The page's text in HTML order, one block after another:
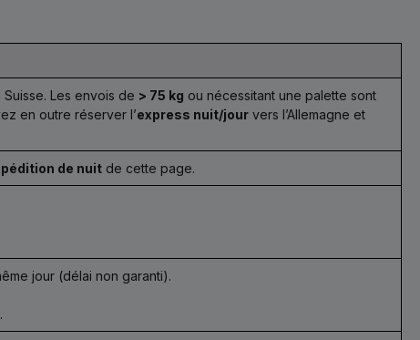
Les envois de > 75 kg ou nécessitant une palette sont
en outre réserver l’express nuit/jour vers l’Allemagne et
de nuit de cette page.
jour (délai non garanti).